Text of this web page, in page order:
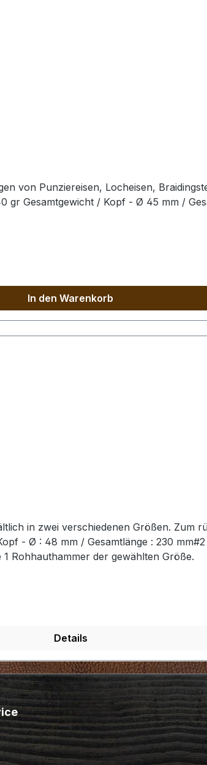
von Punziereisen, Locheisen,
gr Gesamtgewicht / Kopf - Ø 45 mm /
In den Warenkorb
in zwei verschiedenen Größen. Zum
- Ø : 48 mm / Gesamtlänge : 230
Rohhauthammer der gewählten Größe.
Details